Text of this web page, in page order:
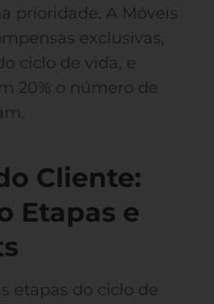
prioridade. A Móveis
exclusivas,
ciclo de vida, e
20% o número de
Cliente:
Etapas e
etapas do ciclo de